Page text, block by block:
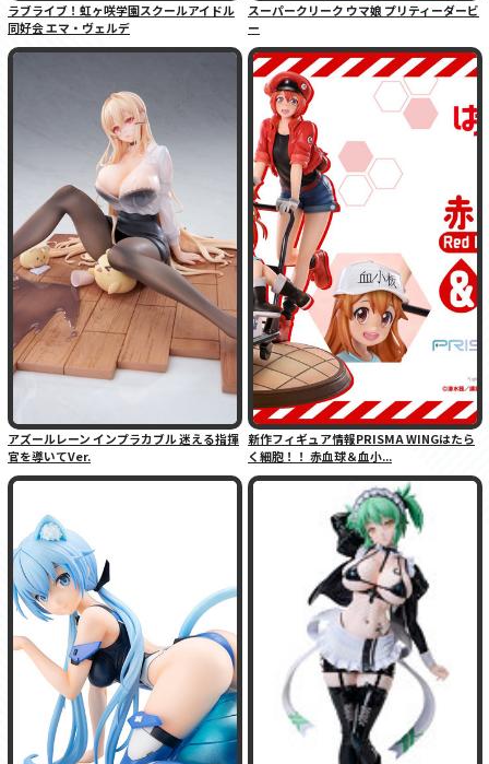
ラブライブ！虹ヶ咲学園スクールアイドル
同好会 エマ・ヴェルデ
スーパークリーク ウマ娘 プリティーダービ
ー
アズールレーン インプラカブル 迷える指揮
官を導いてVer.
新作フィギュア情報PRISMA WINGはたら
く細胞！！ 赤血球＆血小...